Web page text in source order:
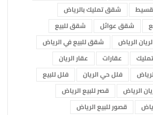
شقق تمليك بالرياض
شقق عوائل
شقق للبيع
الرياض
شقق للبيع في الرياض
عقارات
عقار الريان
فلل حي الريان
فلل للبيع
الرياض
قصر للبيع الرياض
قصور للبيع الرياض